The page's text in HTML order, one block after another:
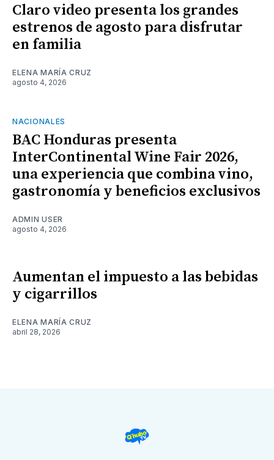
Claro video presenta los grandes
estrenos de agosto para disfrutar
en familia
ELENA MARÍA CRUZ
agosto 4, 2026
NACIONALES
BAC Honduras presenta
InterContinental Wine Fair 2026,
una experiencia que combina vino,
gastronomía y beneficios exclusivos
ADMIN USER
agosto 4, 2026
Aumentan el impuesto a las bebidas
y cigarrillos
ELENA MARÍA CRUZ
abril 28, 2026